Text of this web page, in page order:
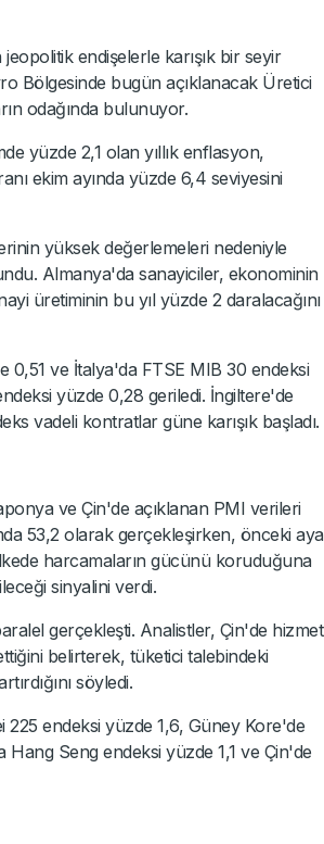
endişelerle karışık bir seyir
Bölgesinde bugün açıklanacak Üretici
odağında bulunuyor.
yüzde 2,1 olan yıllık enflasyon,
ekim ayında yüzde 6,4 seviyesini
yüksek değerlemeleri nedeniyle
Almanya'da sanayiciler, ekonominin
üretiminin bu yıl yüzde 2 daralacağını
0,51 ve İtalya'da FTSE MIB 30 endeksi
yüzde 0,28 geriledi. İngiltere'de
vadeli kontratlar güne karışık başladı.
ve Çin'de açıklanan PMI verileri
53,2 olarak gerçekleşirken, önceki aya
harcamaların gücünü koruduğuna
sinyalini verdi.
gerçekleşti. Analistler, Çin'de hizmet
belirterek, tüketici talebindeki
söyledi.
endeksi yüzde 1,6, Güney Kore'de
Seng endeksi yüzde 1,1 ve Çin'de